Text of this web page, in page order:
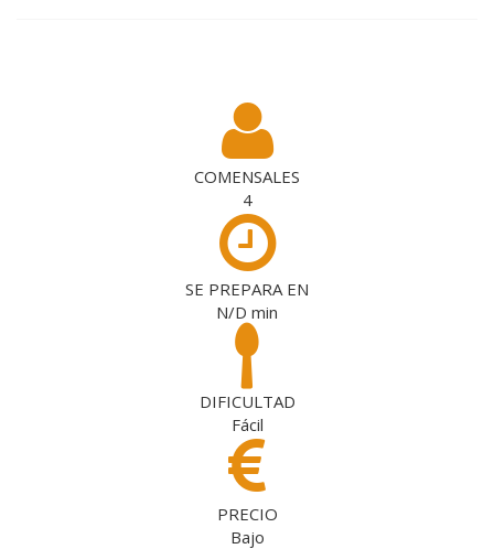
COMENSALES
4
SE PREPARA EN
N/D min
DIFICULTAD
Fácil
PRECIO
Bajo